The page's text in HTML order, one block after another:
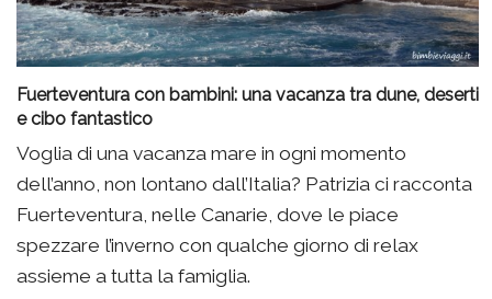
Fuerteventura con bambini: una vacanza tra dune, deserti
e cibo fantastico
Voglia di una vacanza mare in ogni momento
dell’anno, non lontano dall’Italia? Patrizia ci racconta
Fuerteventura, nelle Canarie, dove le piace
spezzare l’inverno con qualche giorno di relax
assieme a tutta la famiglia.